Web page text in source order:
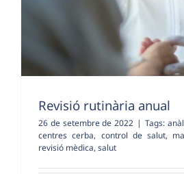
Revisió rutinària anual
26 de setembre de 2022 | Tags:
centres cerba, control de salut,
revisió mèdica, salut